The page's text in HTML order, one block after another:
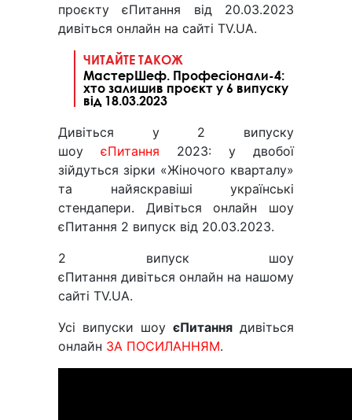
проєкту єПитання від 20.03.2023
дивіться онлайн на сайті TV.UA.
ЧИТАЙТЕ ТАКОЖ
МастерШеф. Професіонали-4:
хто залишив проєкт у 6 випуску
від 18.03.2023
Дивіться у 2 випуску
шоу єПитання 2023: у двобої
зійдуться зірки «Жіночого кварталу»
та найяскравіші українські
стендапери. Дивіться онлайн шоу
єПитання 2 випуск від 20.03.2023.
2 випуск шоу
єПитання дивіться онлайн на нашому
сайті TV.UA.
Усі випуски шоу єПитання дивіться
онлайн ЗА ПОСИЛАННЯМ.